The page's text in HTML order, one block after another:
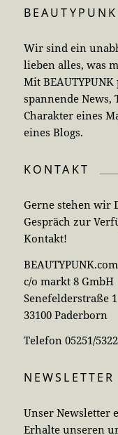
BEAUTYPUNK
Wir sind ein
lieben alles, was
Mit
spannende News,
Charakter eines
eines Blogs.
KONTAKT
Gerne stehen wir
Gespräch zur
Kontakt!
BEAUTYPUNK.com
c/o markt 8 GmbH
Senefelderstraße 1
33100 Paderborn
Telefon 05251/
NEWSLETTER
Unser Newsletter
Erhalte unseren